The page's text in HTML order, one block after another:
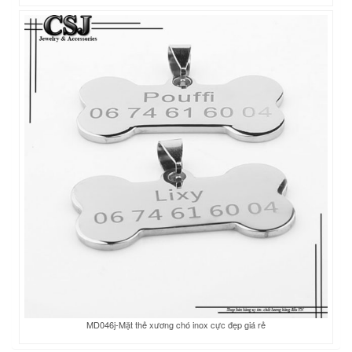
MD046j-Mặt thẻ xương chó inox cực đẹp giá rẻ